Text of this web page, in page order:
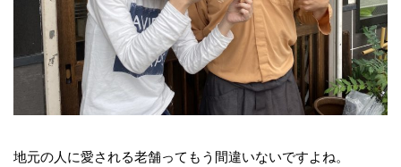
地元の人に愛される老舗ってもう間違いないですよね。